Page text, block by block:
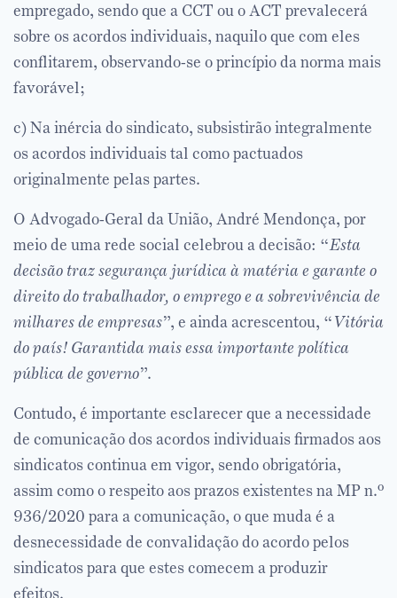
empregado, sendo que a CCT ou o ACT prevalecerá
sobre os acordos individuais, naquilo que com eles
conflitarem, observando-se o princípio da norma mais
favorável;
c) Na inércia do sindicato, subsistirão integralmente
os acordos individuais tal como pactuados
originalmente pelas partes.
O Advogado-Geral da União, André Mendonça, por
meio de uma rede social celebrou a decisão: “Esta
decisão traz segurança jurídica à matéria e garante o
direito do trabalhador, o emprego e a sobrevivência de
milhares de empresas”, e ainda acrescentou, “Vitória
do país! Garantida mais essa importante política
pública de governo”.
Contudo, é importante esclarecer que a necessidade
de comunicação dos acordos individuais firmados aos
sindicatos continua em vigor, sendo obrigatória,
assim como o respeito aos prazos existentes na MP n.º
936/2020 para a comunicação, o que muda é a
desnecessidade de convalidação do acordo pelos
sindicatos para que estes comecem a produzir
efeitos.